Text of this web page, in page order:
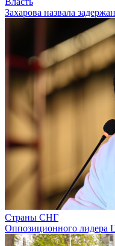
Захарова назвала
Страны СНГ
Оппозиционного лидера